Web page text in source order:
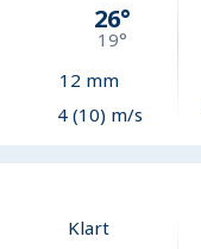
26°
19°
12 mm
4 (10) m/s
Klart